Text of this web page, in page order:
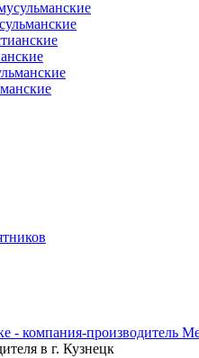
в г. Кузнецк